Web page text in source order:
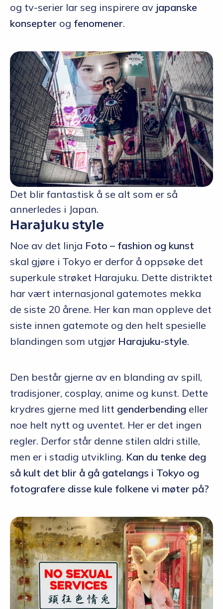
og tv-serier lar seg inspirere av japanske
konsepter og fenomener.
Det blir fantastisk å se alt som er så
annerledes i Japan.
Harajuku style
Noe av det linja Foto – fashion og kunst
skal gjøre i Tokyo er derfor å oppsøke det
superkule strøket Harajuku. Dette distriktet
har vært internasjonal gatemotes mekka
de siste 20 årene. Her kan man oppleve det
siste innen gatemote og den helt spesielle
blandingen som utgjør Harajuku-style.
Den består gjerne av en blanding av spill,
tradisjoner, cosplay, anime og kunst. Dette
krydres gjerne med litt genderbending eller
noe helt nytt og uventet. Her er det ingen
regler. Derfor står denne stilen aldri stille,
men er i stadig utvikling. Kan du tenke deg
så kult det blir å gå gatelangs i Tokyo og
fotografere disse kule folkene vi møter på?